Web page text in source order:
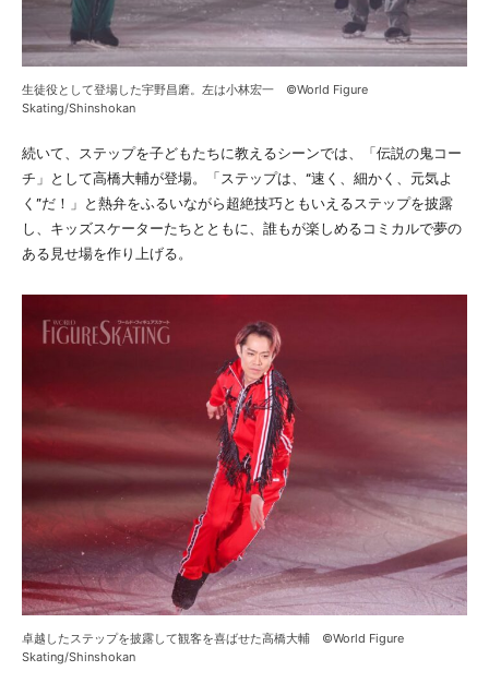
生徒役として登場した宇野昌磨。左は小林宏一 ©World Figure
Skating/Shinshokan
続いて、ステップを子どもたちに教えるシーンでは、「伝説の鬼コー
チ」として高橋大輔が登場。「ステップは、“速く、細かく、元気よ
く”だ！」と熱弁をふるいながら超絶技巧ともいえるステップを披露
し、キッズスケーターたちとともに、誰もが楽しめるコミカルで夢の
ある見せ場を作り上げる。
卓越したステップを披露して観客を喜ばせた高橋大輔 ©World Figure
Skating/Shinshokan